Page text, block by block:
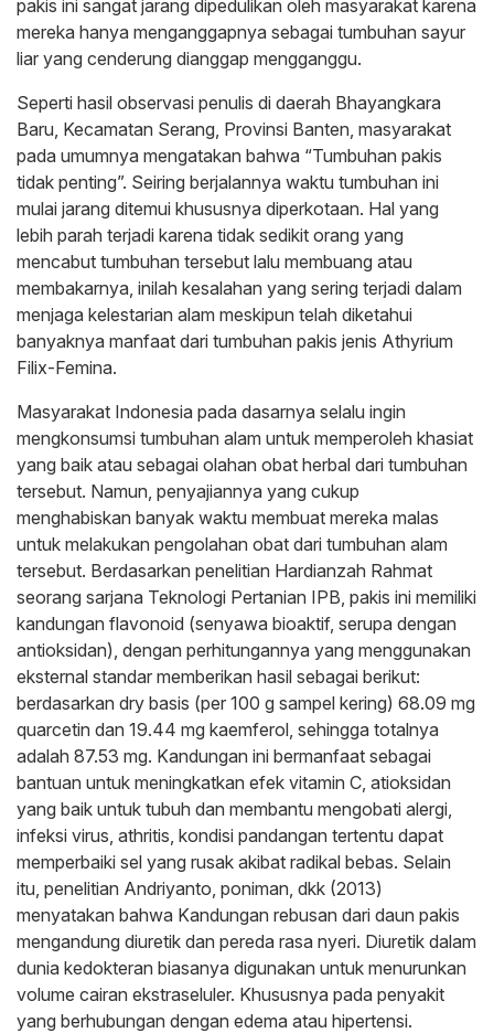
pakis ini sangat jarang dipedulikan oleh masyarakat karena
mereka hanya menganggapnya sebagai tumbuhan sayur
liar yang cenderung dianggap mengganggu.
Seperti hasil observasi penulis di daerah Bhayangkara
Baru, Kecamatan Serang, Provinsi Banten, masyarakat
pada umumnya mengatakan bahwa “Tumbuhan pakis
tidak penting”. Seiring berjalannya waktu tumbuhan ini
mulai jarang ditemui khususnya diperkotaan. Hal yang
lebih parah terjadi karena tidak sedikit orang yang
mencabut tumbuhan tersebut lalu membuang atau
membakarnya, inilah kesalahan yang sering terjadi dalam
menjaga kelestarian alam meskipun telah diketahui
banyaknya manfaat dari tumbuhan pakis jenis Athyrium
Filix-Femina.
Masyarakat Indonesia pada dasarnya selalu ingin
mengkonsumsi tumbuhan alam untuk memperoleh khasiat
yang baik atau sebagai olahan obat herbal dari tumbuhan
tersebut. Namun, penyajiannya yang cukup
menghabiskan banyak waktu membuat mereka malas
untuk melakukan pengolahan obat dari tumbuhan alam
tersebut. Berdasarkan penelitian Hardianzah Rahmat
seorang sarjana Teknologi Pertanian IPB, pakis ini memiliki
kandungan flavonoid (senyawa bioaktif, serupa dengan
antioksidan), dengan perhitungannya yang menggunakan
eksternal standar memberikan hasil sebagai berikut:
berdasarkan dry basis (per 100 g sampel kering) 68.09 mg
quarcetin dan 19.44 mg kaemferol, sehingga totalnya
adalah 87.53 mg. Kandungan ini bermanfaat sebagai
bantuan untuk meningkatkan efek vitamin C, atioksidan
yang baik untuk tubuh dan membantu mengobati alergi,
infeksi virus, athritis, kondisi pandangan tertentu dapat
memperbaiki sel yang rusak akibat radikal bebas. Selain
itu, penelitian Andriyanto, poniman, dkk (2013)
menyatakan bahwa Kandungan rebusan dari daun pakis
mengandung diuretik dan pereda rasa nyeri. Diuretik dalam
dunia kedokteran biasanya digunakan untuk menurunkan
volume cairan ekstraseluler. Khususnya pada penyakit
yang berhubungan dengan edema atau hipertensi.